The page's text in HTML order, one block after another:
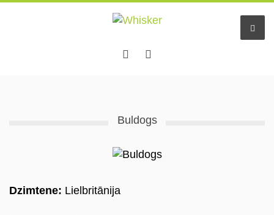
Buldogs
Dzimtene: Lielbritānija